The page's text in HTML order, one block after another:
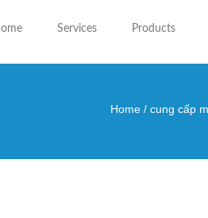
Services Products
You are
Home / cung cấp